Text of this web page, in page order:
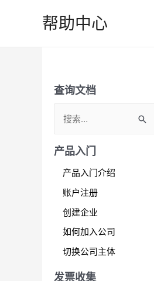
帮助中心
查询文档
a
产品入门
产品入门介绍
账户注册
创建企业
如何加入公司
切换公司主体
发票收集